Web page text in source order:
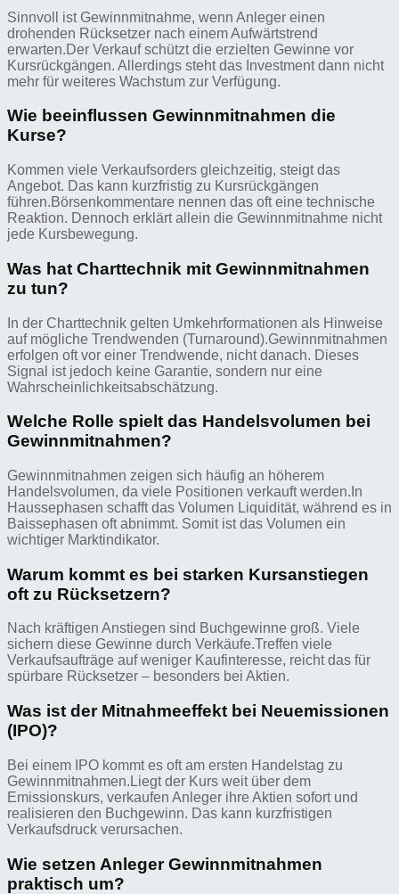
Sinnvoll ist Gewinnmitnahme, wenn Anleger einen
drohenden Rücksetzer nach einem Aufwärtstrend
erwarten.Der Verkauf schützt die erzielten Gewinne vor
Kursrückgängen. Allerdings steht das Investment dann nicht
mehr für weiteres Wachstum zur Verfügung.
Wie beeinflussen Gewinnmitnahmen die
Kurse?
Kommen viele Verkaufsorders gleichzeitig, steigt das
Angebot. Das kann kurzfristig zu Kursrückgängen
führen.Börsenkommentare nennen das oft eine technische
Reaktion. Dennoch erklärt allein die Gewinnmitnahme nicht
jede Kursbewegung.
Was hat Charttechnik mit Gewinnmitnahmen
zu tun?
In der Charttechnik gelten Umkehrformationen als Hinweise
auf mögliche Trendwenden (Turnaround).Gewinnmitnahmen
erfolgen oft vor einer Trendwende, nicht danach. Dieses
Signal ist jedoch keine Garantie, sondern nur eine
Wahrscheinlichkeitsabschätzung.
Welche Rolle spielt das Handelsvolumen bei
Gewinnmitnahmen?
Gewinnmitnahmen zeigen sich häufig an höherem
Handelsvolumen, da viele Positionen verkauft werden.In
Haussephasen schafft das Volumen Liquidität, während es in
Baissephasen oft abnimmt. Somit ist das Volumen ein
wichtiger Marktindikator.
Warum kommt es bei starken Kursanstiegen
oft zu Rücksetzern?
Nach kräftigen Anstiegen sind Buchgewinne groß. Viele
sichern diese Gewinne durch Verkäufe.Treffen viele
Verkaufsaufträge auf weniger Kaufinteresse, reicht das für
spürbare Rücksetzer – besonders bei Aktien.
Was ist der Mitnahmeeffekt bei Neuemissionen
(IPO)?
Bei einem IPO kommt es oft am ersten Handelstag zu
Gewinnmitnahmen.Liegt der Kurs weit über dem
Emissionskurs, verkaufen Anleger ihre Aktien sofort und
realisieren den Buchgewinn. Das kann kurzfristigen
Verkaufsdruck verursachen.
Wie setzen Anleger Gewinnmitnahmen
praktisch um?